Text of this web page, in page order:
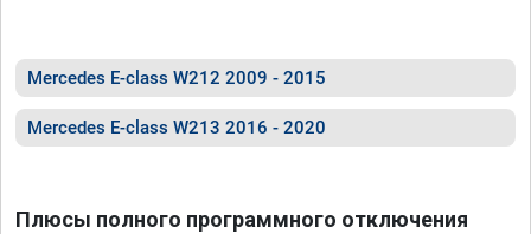
Mercedes E-class W212 2009 - 2015
Mercedes E-class W213 2016 - 2020
Плюсы полного программного отключения